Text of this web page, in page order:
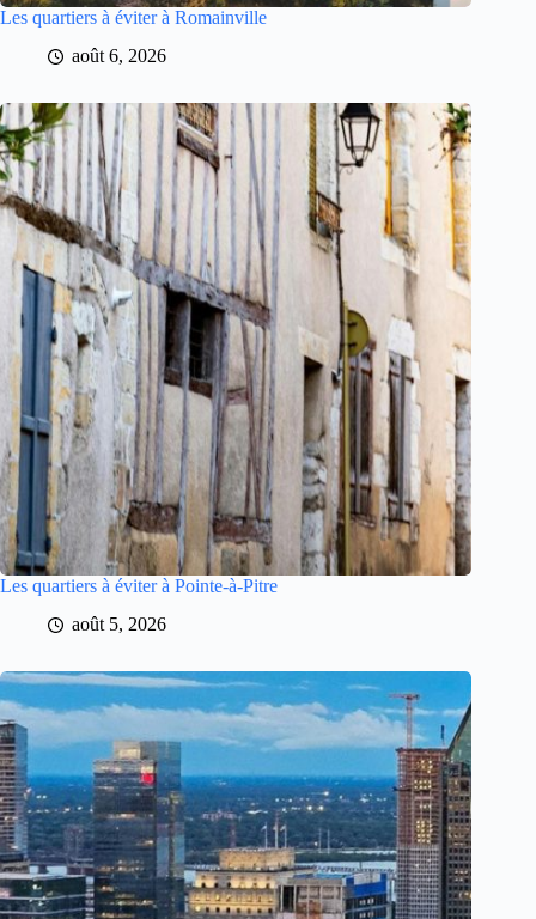
Les quartiers à éviter à Romainville
août 6, 2026
Les quartiers à éviter à Pointe-à-Pitre
août 5, 2026